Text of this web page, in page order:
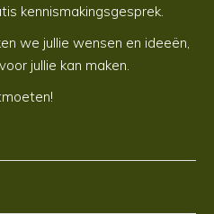
kennismakingsgesprek.
we jullie wensen en ideeën,
jullie kan maken.